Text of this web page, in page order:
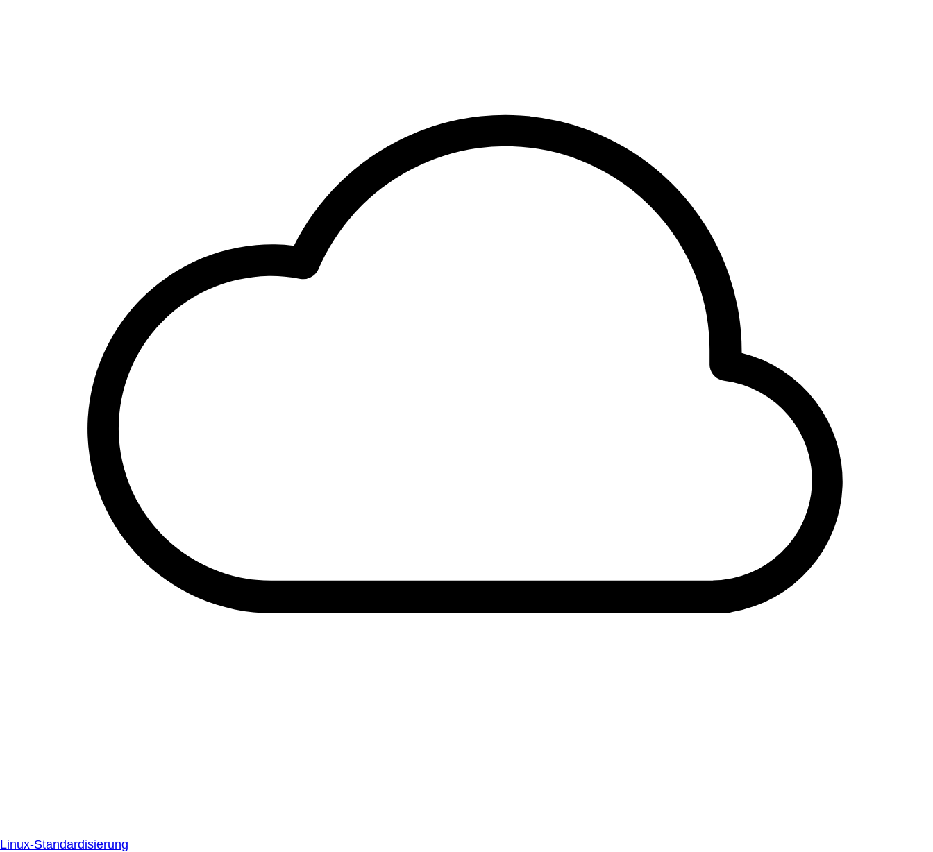
Linux-Standardisierung